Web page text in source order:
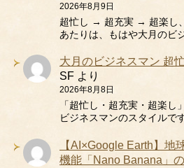
2026年8月9日
超忙し → 超充実 → 超楽し
あたりは、もはや大月のビ
大月のビジネスマン 超
SF より
2026年8月8日
「超忙し・超充実・超楽
ビジネスマンのスタイルで
【AI×Google Earth】地
機能「Nano Banana」